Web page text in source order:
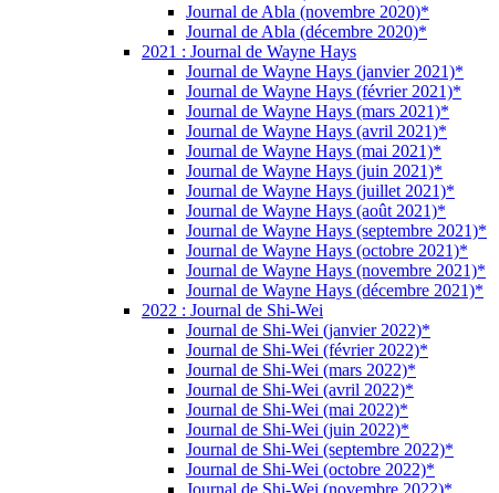
Journal de Abla (novembre 2020)*
Journal de Abla (décembre 2020)*
2021 : Journal de Wayne Hays
Journal de Wayne Hays (janvier 2021)*
Journal de Wayne Hays (février 2021)*
Journal de Wayne Hays (mars 2021)*
Journal de Wayne Hays (avril 2021)*
Journal de Wayne Hays (mai 2021)*
Journal de Wayne Hays (juin 2021)*
Journal de Wayne Hays (juillet 2021)*
Journal de Wayne Hays (août 2021)*
Journal de Wayne Hays (septembre 2021)*
Journal de Wayne Hays (octobre 2021)*
Journal de Wayne Hays (novembre 2021)*
Journal de Wayne Hays (décembre 2021)*
2022 : Journal de Shi-Wei
Journal de Shi-Wei (janvier 2022)*
Journal de Shi-Wei (février 2022)*
Journal de Shi-Wei (mars 2022)*
Journal de Shi-Wei (avril 2022)*
Journal de Shi-Wei (mai 2022)*
Journal de Shi-Wei (juin 2022)*
Journal de Shi-Wei (septembre 2022)*
Journal de Shi-Wei (octobre 2022)*
Journal de Shi-Wei (novembre 2022)*